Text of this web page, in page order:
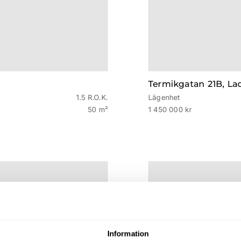
Information
1.5 R.O.K.
50 m²
Termikgatan 21B,
Lägenhet
1 450 000 kr